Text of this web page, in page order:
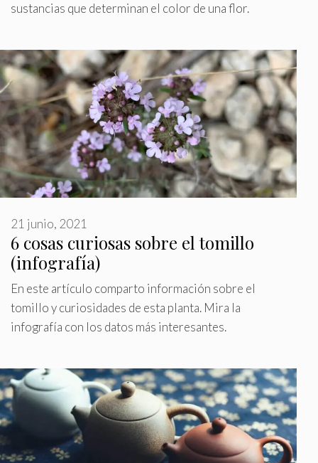
sustancias que determinan el color de una flor.
6 cosas curiosas sobre el tomillo
(infografía)
21 junio, 2021
En este artículo comparto información sobre el
tomillo y curiosidades de esta planta. Mira la
infografía con los datos más interesantes.